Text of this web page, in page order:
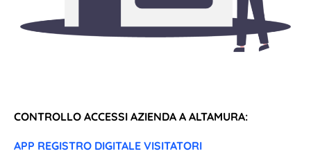
CONTROLLO ACCESSI AZIENDA A ALTAMURA:
APP REGISTRO DIGITALE VISITATORI